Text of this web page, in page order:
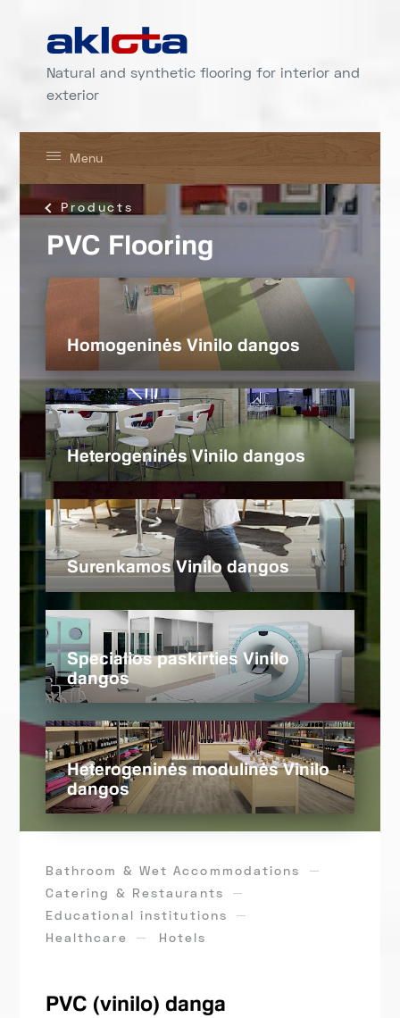
Natural and synthetic flooring for interior and
exterior
Menu
Products
PVC Flooring
Homogeninės Vinilo dangos
Heterogeninės Vinilo dangos
Surenkamos Vinilo dangos
Specialios paskirties Vinilo
dangos
Heterogeninės modulinės Vinilo
dangos
Bathroom & Wet Accommodations
Catering & Restaurants
Educational institutions
Healthcare
Hotels
PVC (vinilo) danga